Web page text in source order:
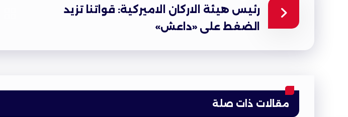
رئيس هيئة الاركان الاميركية: قواتنا تزيد
الضغط على «داعش»
مقالات ذات صلة